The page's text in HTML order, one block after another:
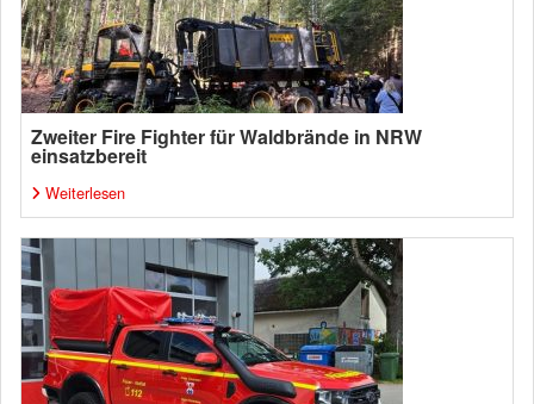
Zweiter Fire Fighter für Waldbrände in NRW
einsatzbereit
Weiterlesen